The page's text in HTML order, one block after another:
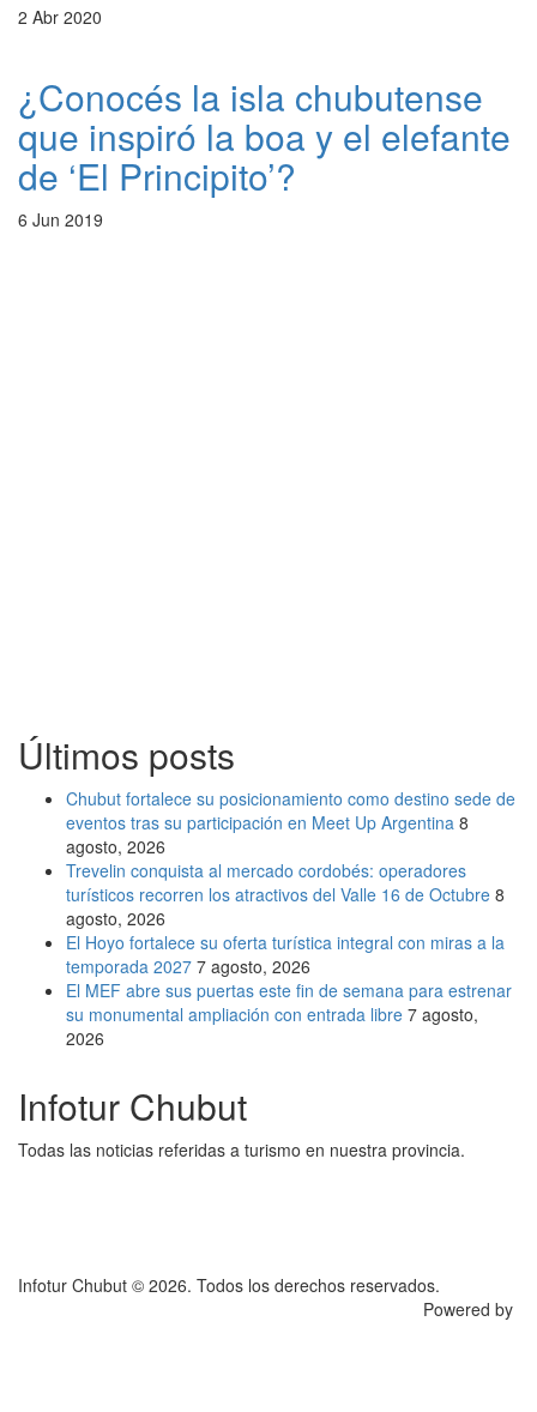
2 Abr 2020
¿Conocés la isla chubutense
que inspiró la boa y el elefante
de ‘El Principito’?
6 Jun 2019
Últimos posts
Chubut fortalece su posicionamiento como destino sede de
eventos tras su participación en Meet Up Argentina 8
agosto, 2026
Trevelin conquista al mercado cordobés: operadores
turísticos recorren los atractivos del Valle 16 de Octubre 8
agosto, 2026
El Hoyo fortalece su oferta turística integral con miras a la
temporada 2027 7 agosto, 2026
El MEF abre sus puertas este fin de semana para estrenar
su monumental ampliación con entrada libre 7 agosto,
2026
Infotur Chubut
Todas las noticias referidas a turismo en nuestra provincia.
Infotur Chubut © 2026. Todos los derechos reservados.
Powered by